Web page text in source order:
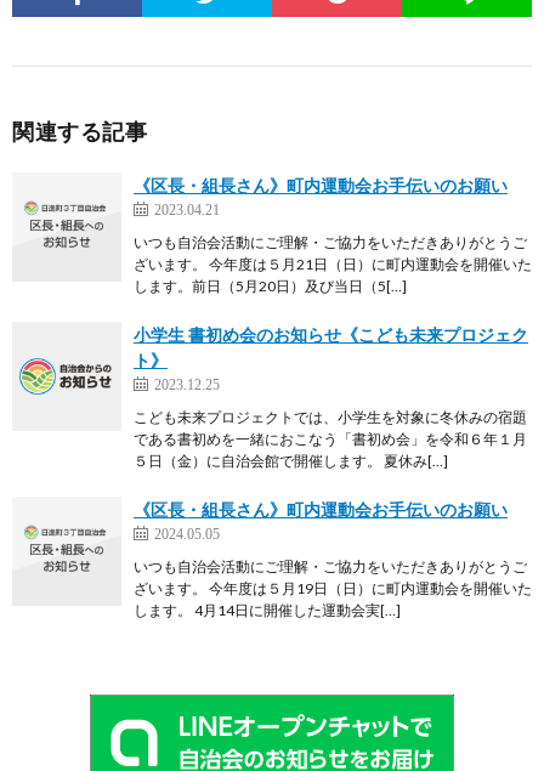
関連する記事
《区長・組長さん》町内運動会お手伝いのお願い
2023.04.21
いつも自治会活動にご理解・ご協力をいただきありがとうご
ざいます。 今年度は５月21日（日）に町内運動会を開催いた
します。前日（5月20日）及び当日（5[…]
小学生 書初め会のお知らせ《こども未来プロジェク
ト》
2023.12.25
こども未来プロジェクトでは、小学生を対象に冬休みの宿題
である書初めを一緒におこなう「書初め会」を令和６年１月
５日（金）に自治会館で開催します。 夏休み[…]
《区長・組長さん》町内運動会お手伝いのお願い
2024.05.05
いつも自治会活動にご理解・ご協力をいただきありがとうご
ざいます。 今年度は５月19日（日）に町内運動会を開催いた
します。 4月14日に開催した運動会実[…]